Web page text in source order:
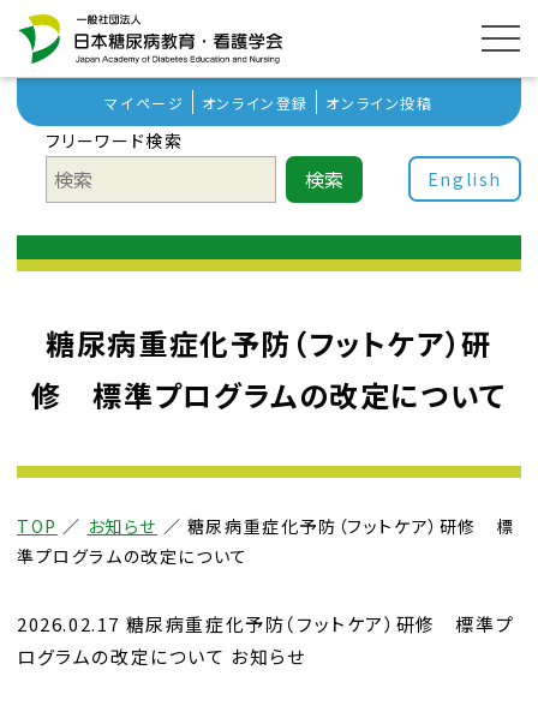
マイページ オンライン登録 オンライン投稿
フリーワード検索
検索 English
糖尿病重症化予防（フットケア）研
修 標準プログラムの改定について
TOP ／ お知らせ ／ 糖尿病重症化予防（フットケア）研修 標
準プログラムの改定について
2026.02.17 糖尿病重症化予防（フットケア）研修 標準プ
ログラムの改定について お知らせ